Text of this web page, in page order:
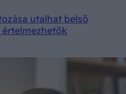
utalhat belső